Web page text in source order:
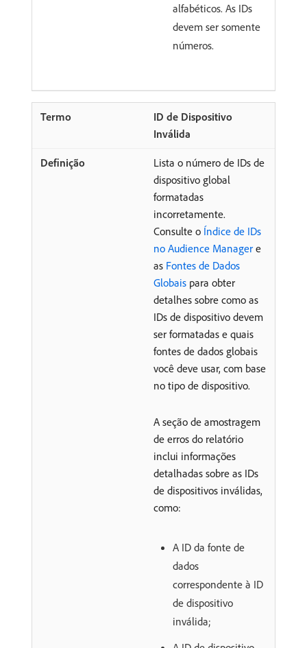
alfabéticos. As IDs
devem ser somente
números.
ID de Dispositivo
Inválida
Lista o número de IDs de
dispositivo global
formatadas
incorretamente.
Consulte o Índice de IDs
no Audience Manager e
as Fontes de Dados
Globais para obter
detalhes sobre como as
IDs de dispositivo devem
ser formatadas e quais
fontes de dados globais
você deve usar, com base
no tipo de dispositivo.
A seção de amostragem
de erros do relatório
inclui informações
detalhadas sobre as IDs
de dispositivos inválidas,
como:
A ID da fonte de
dados
correspondente à ID
de dispositivo
inválida;